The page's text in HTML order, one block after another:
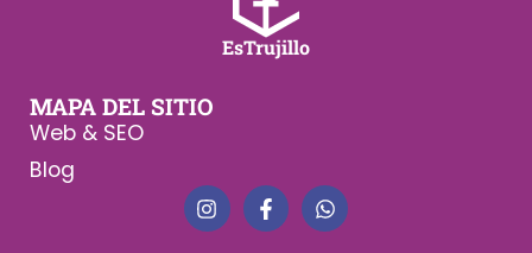
EsTrujillo
MAPA DEL SITIO
Web & SEO
Blog